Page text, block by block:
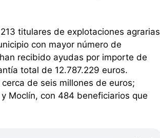
titulares de explotaciones agrarias
con mayor número de
recibido ayudas por importe de
total de 12.787.229 euros.
de seis millones de euros;
Moclín, con 484 beneficiarios que